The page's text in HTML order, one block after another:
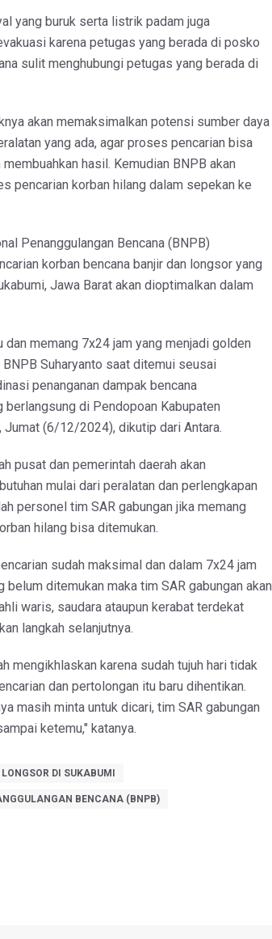
yang buruk serta listrik padam juga
karena petugas yang berada di posko
sulit menghubungi petugas yang berada di
akan memaksimalkan potensi sumber daya
yang ada, agar proses pencarian bisa
hasil. Kemudian BNPB akan
pencarian korban hilang dalam sepekan ke
Penanggulangan Bencana (BNPB)
korban bencana banjir dan longsor yang
Jawa Barat akan dioptimalkan dalam
memang 7x24 jam yang menjadi golden
Suharyanto saat ditemui seusai
penanganan dampak bencana
berlangsung di Pendopoan Kabupaten
Jumat (6/12/2024), dikutip dari Antara.
pusat dan pemerintah daerah akan
mulai dari peralatan dan perlengkapan
personel tim SAR gabungan jika memang
hilang bisa ditemukan.
sudah maksimal dan dalam 7x24 jam
belum ditemukan maka tim SAR gabungan akan
waris, saudara ataupun kerabat terdekat
langkah selanjutnya.
mengikhlaskan karena sudah tujuh hari tidak
dan pertolongan itu baru dihentikan.
masih minta untuk dicari, tim SAR gabungan
ketemu," katanya.
DI SUKABUMI
BENCANA (BNPB)